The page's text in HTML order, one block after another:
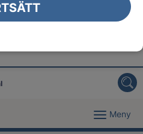
gäller just din region.
Meny